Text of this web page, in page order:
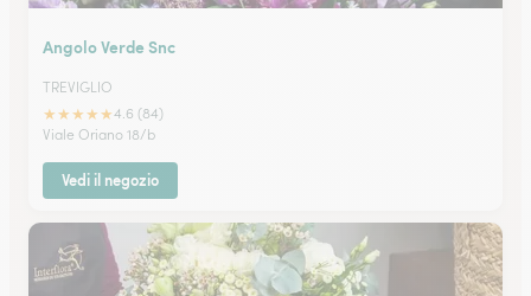
Angolo Verde Snc
TREVIGLIO
★★★★★4.6 (84)
Viale Oriano 18/b
Vedi il negozio